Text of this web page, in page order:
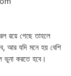
রয়ে গেছে তাহলে
আর যদি মনে হয় বেশি
ভুনা করতে হবে।